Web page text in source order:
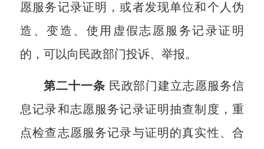
愿服务记录证明，或者发现单位和个人伪
造、变造、使用虚假志愿服务记录证明
的，可以向民政部门投诉、举报。
第二十一条 民政部门建立志愿服务信
息记录和志愿服务记录证明抽查制度，重
点检查志愿服务记录与证明的真实性、合